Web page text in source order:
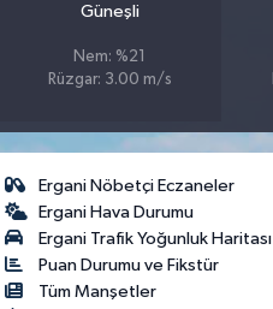
Güneşli
Nem: %21
Rüzgar: 3.00 m/s
Ergani Nöbetçi Eczaneler
Ergani Hava Durumu
Ergani Trafik Yoğunluk Haritası
Puan Durumu ve Fikstür
Tüm Manşetler